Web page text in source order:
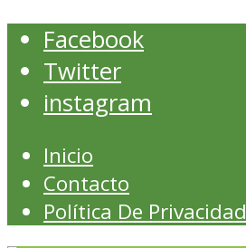
Facebook
Twitter
instagram
Inicio
Contacto
Política De Privacidad